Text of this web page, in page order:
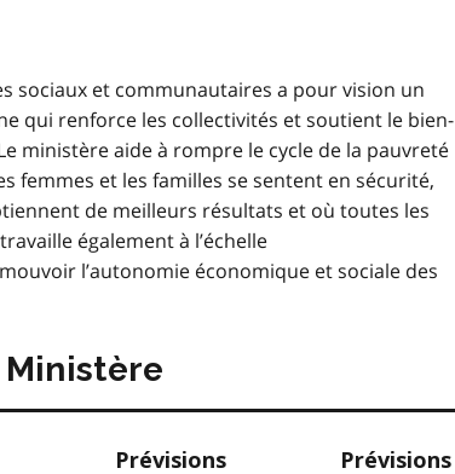
sociaux et communautaires a pour vision un
qui renforce les collectivités et soutient le bien-
ministère aide à rompre le cycle de la pauvreté
femmes et les familles se sentent en sécurité,
de meilleurs résultats et où toutes les
également à l’échelle
l’autonomie économique et sociale des
Prévisions
Prévisions